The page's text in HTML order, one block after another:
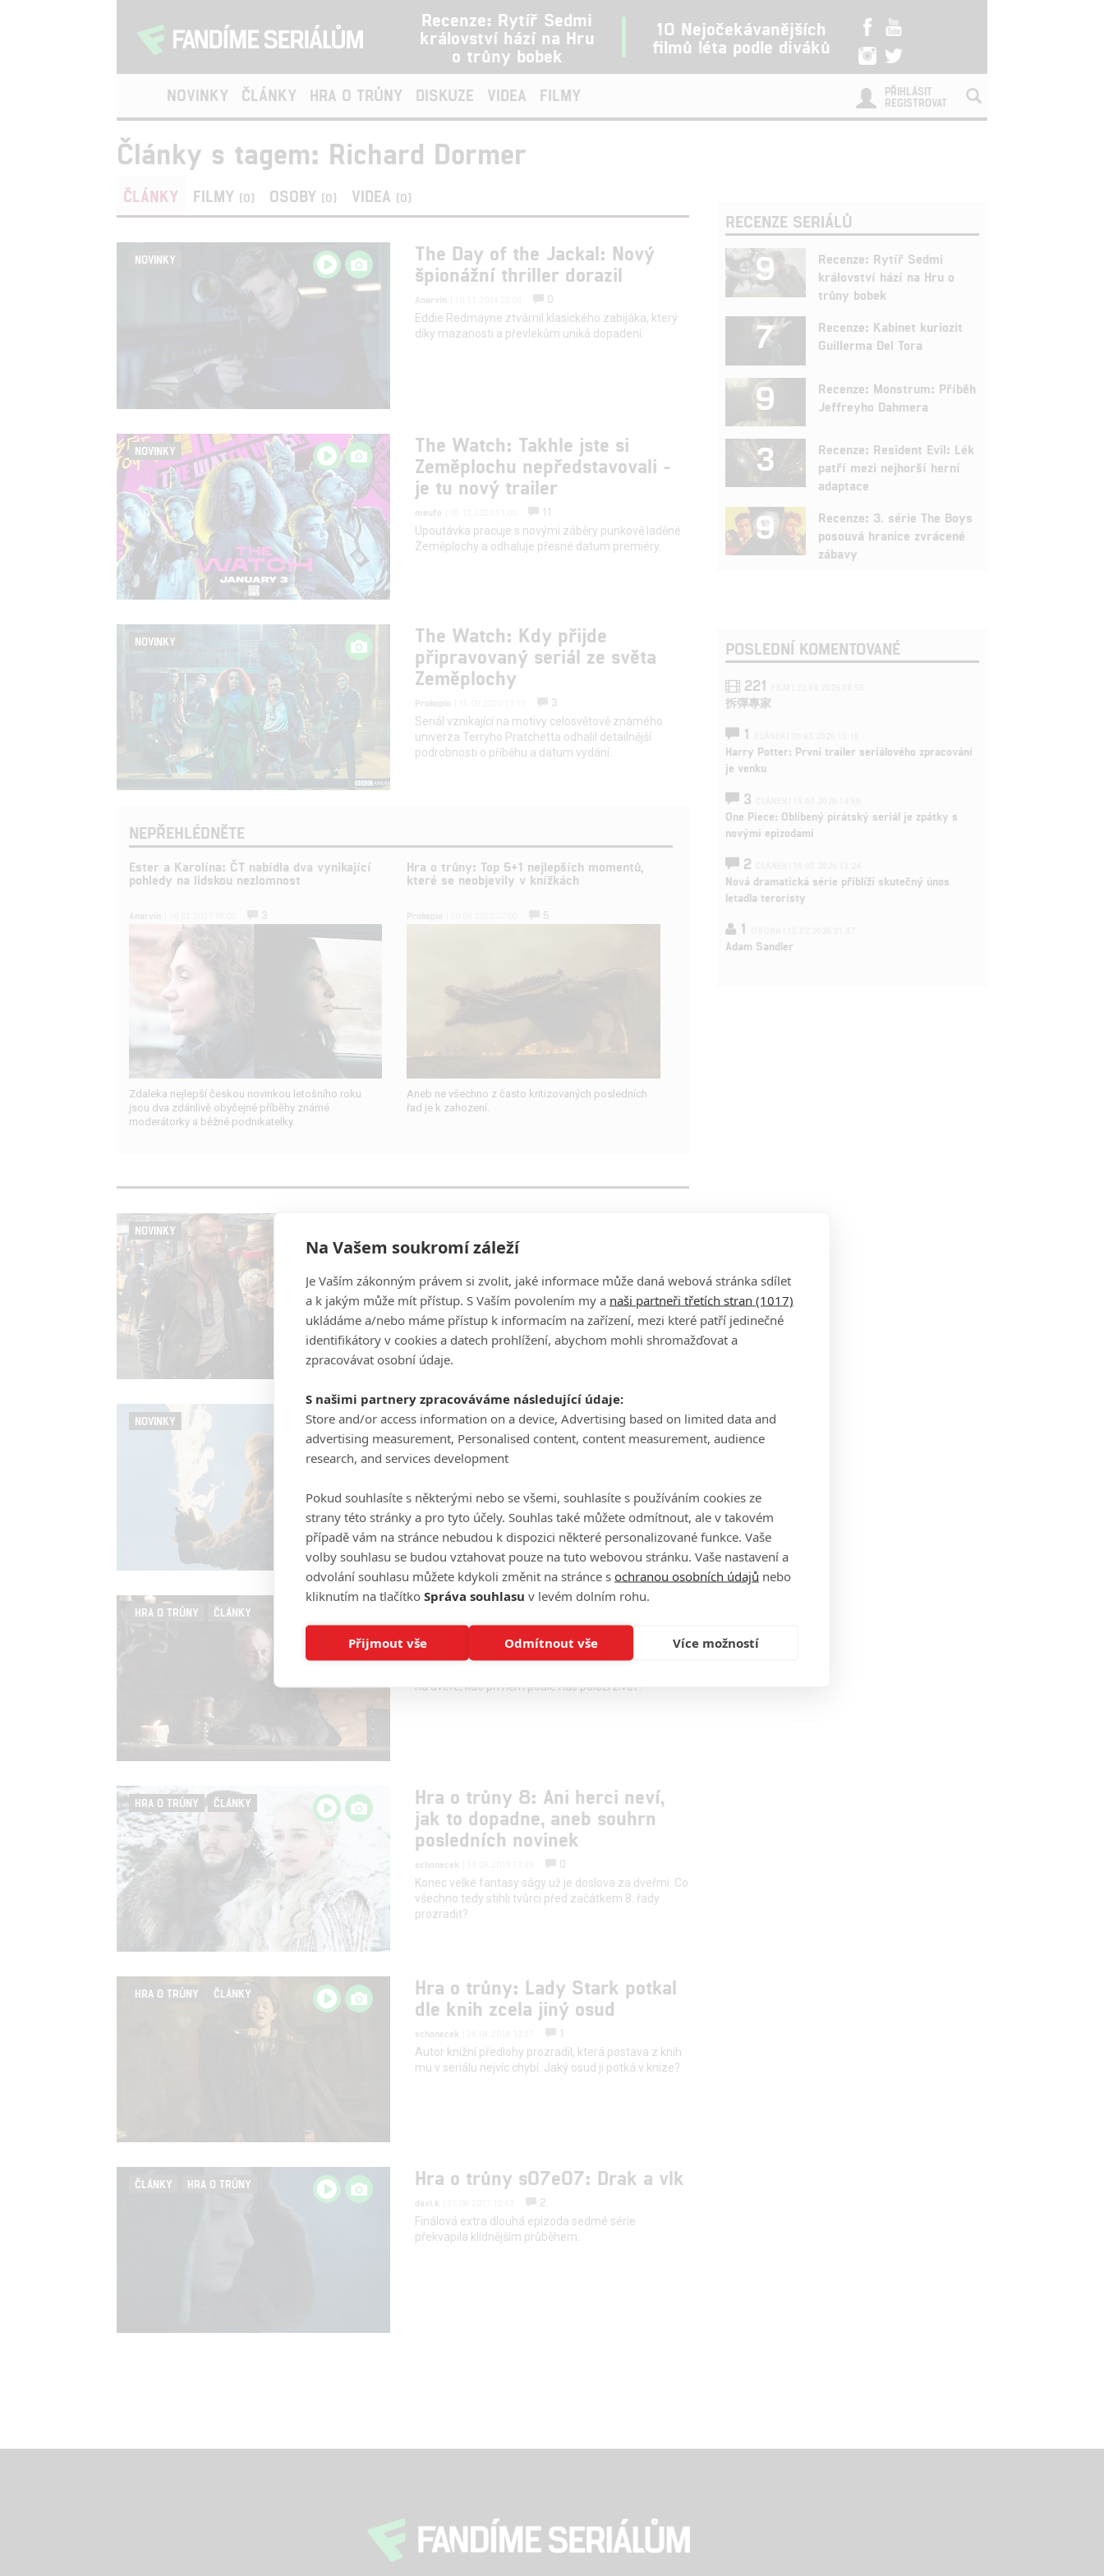
Recenze: Rytíř Sedmi
království hází na Hru
o trůny bobek
10 Nejočekávanějších
filmů léta podle diváků
NOVINKY ČLÁNKY HRA O TRŮNY DISKUZE VIDEA FILMY
PŘIHLÁSIT
REGISTROVAT
Články s tagem: Richard Dormer
ČLÁNKY FILMY (0) OSOBY (0) VIDEA (0)
NOVINKY
The Day of the Jackal: Nový
špionážní thriller dorazil
Anarvin
0
Eddie Redmayne ztvárnil klasického zabijáka, který
díky mazanosti a převlekům uniká dopadení.
NOVINKY
The Watch: Takhle jste si
Zeměplochu nepředstavovali -
je tu nový trailer
meufo
11
Upoutávka pracuje s novými záběry punkově laděné
Zeměplochy a odhaluje přesné datum premiéry.
NOVINKY
The Watch: Kdy přijde
připravovaný seriál ze světa
Zeměplochy
Prokopio
3
Seriál vznikající na motivy celosvětově známého
univerza Terryho Pratchetta odhalil detailnější
podrobnosti o příběhu a datum vydání.
NEPŘEHLÉDNĚTE
Ester a Karolína: ČT nabídla dva vynikající
pohledy na lidskou nezlomnost
Zdaleka nejlepší českou novinkou letošního roku
jsou dva zdánlivě obyčejné příběhy známé
moderátorky a běžné podnikatelky.
Hra o trůny: Top 5+1 nejlepších momentů,
které se neobjevily v knížkách
Aneb ne všechno z často kritizovaných posledních
řad je k zahození.
NOVINKY
seriálovou podobu Hlídky
davi.k
Seznamte se se seriálovou podobou fantasy světa
Terryho Pratchetta.
NOVINKY
The Watch: Seriál podle
Terryho Pratchetta našel
hlavního představitele ve Hře o
misar3 | 13.09.2019 20:30
0
Dočkají se příběhy ze Zeměplochy konečně
pořádného seriálového zpracování?
HRA O TRŮNY ČLÁNKY
Hra o trůny 8: Předpovídáme,
kdo nepřežije bitvu o Winterfell
schonecek
1
na dveře, kdo při něm podle nás položí život?
HRA O TRŮNY ČLÁNKY
Hra o trůny 8: Ani herci neví,
jak to dopadne, aneb souhrn
posledních novinek
schonecek
0
Konec velké fantasy ságy už je doslova za dveřmi. Co
všechno tedy stihli tvůrci před začátkem 8. řady
prozradit?
HRA O TRŮNY ČLÁNKY
Hra o trůny: Lady Stark potkal
dle knih zcela jiný osud
schonecek
1
Autor knižní předlohy prozradil, která postava z knih
mu v seriálu nejvíc chybí. Jaký osud ji potká v knize?
ČLÁNKY HRA O TRŮNY Hra o trůny s07e07: Drak a vlk
davi.k
2
Finálová extra dlouhá epizoda sedmé série
překvapila klidnějším průběhem.
RECENZE SERIÁLŮ
9
Recenze: Rytíř Sedmi
království hází na Hru o
trůny bobek
7
Recenze: Kabinet kuriozit
Guillerma Del Tora
9
Recenze: Monstrum: Příběh
Jeffreyho Dahmera
3
Recenze: Resident Evil: Lék
patří mezi nejhorší herní
adaptace
9
Recenze: 3. série The Boys
posouvá hranice zvrácené
zábavy
POSLEDNÍ KOMENTOVANÉ
221
拆彈專家
1
Harry Potter: První trailer seriálového zpracování
je venku
3
One Piece: Oblíbený pirátský seriál je zpátky s
novými epizodami
2
Nová dramatická série přiblíží skutečný únos
letadla teroristy
1
Adam Sandler
Na Vašem soukromí záleží
Je Vaším zákonným právem si zvolit, jaké informace může daná webová stránka sdílet
a k jakým může mít přístup. S Vaším povolením my a naši partneři třetích stran (1017)
ukládáme a/nebo máme přístup k informacím na zařízení, mezi které patří jedinečné
identifikátory v cookies a datech prohlížení, abychom mohli shromažďovat a
zpracovávat osobní údaje.
S našimi partnery zpracováváme následující údaje:
Store and/or access information on a device, Advertising based on limited data and
advertising measurement, Personalised content, content measurement, audience
research, and services development
Pokud souhlasíte s některými nebo se všemi, souhlasíte s používáním cookies ze
strany této stránky a pro tyto účely. Souhlas také můžete odmítnout, ale v takovém
případě vám na stránce nebudou k dispozici některé personalizované funkce. Vaše
volby souhlasu se budou vztahovat pouze na tuto webovou stránku. Vaše nastavení a
odvolání souhlasu můžete kdykoli změnit na stránce s ochranou osobních údajů nebo
kliknutím na tlačítko Správa souhlasu v levém dolním rohu.
Přijmout vše Odmítnout vše Více možností